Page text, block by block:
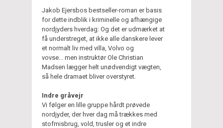
Jakob Ejersbos bestseller-roman er basis
for dette indblik i kriminelle og afhængige
nordjyders hverdag: Og det er udmærket at
få understreget, at ikke alle danskere lever
et normalt liv med villa, Volvo og
vovse... men instruktør Ole Christian
Madsen lægger helt unødvendigt vægten,
så hele dramaet bliver overstyret.
Indre gråvejr
Vi følger en lille gruppe hårdt prøvede
nordjyder, der hver dag må trækkes med
stofmisbrug, vold, trusler og et indre